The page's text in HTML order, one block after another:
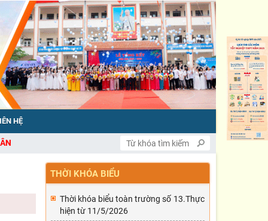
HỆ
THỜI KHÓA BIỂU
Thời khóa biểu toàn trường số 13.Thực
hiện từ 11/5/2026